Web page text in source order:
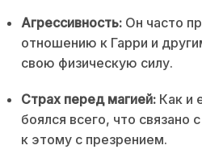
Агрессивность: Он часто
отношению к Гарри и
свою физическую силу.
Страх перед магией: Как и
боялся всего, что связано
к этому с презрением.